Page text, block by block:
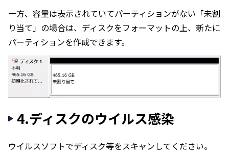
一方、容量は表示されていてパーティションがない「未割
り当て」の場合は、ディスクをフォーマットの上、新たに
パーティションを作成できます。
4.ディスクのウイルス感染
ウイルスソフトでディスク等をスキャンしてください。